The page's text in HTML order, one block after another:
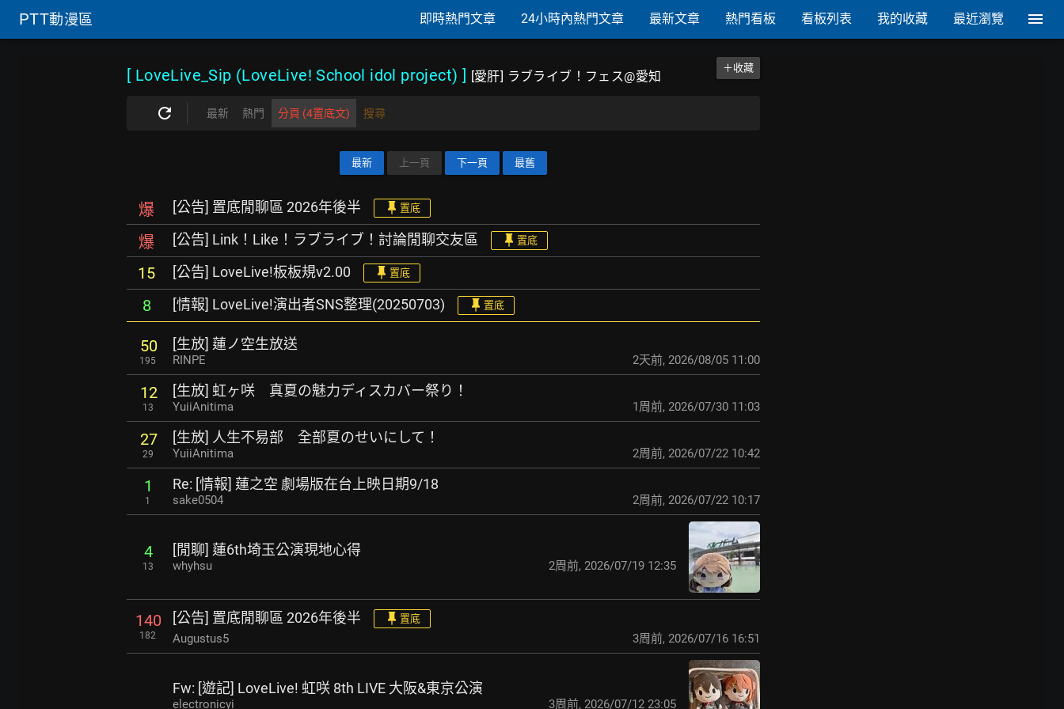
PTT動漫區 即時熱門文章 24小時內熱門文章 最新文章 熱門看板 看板列表 我的收藏 最近瀏覽
[ LoveLive_Sip (LoveLive! School idol project) ] [愛肝] ラブライブ！フェス@愛知
＋收藏
最新 熱門 分頁 (4置底文) 搜尋
最新 上一頁 下一頁 最舊
爆 [公告] 置底閒聊區 2026年後半 置底
爆 [公告] Link！Like！ラブライブ！討論閒聊交友區 置底
15 [公告] LoveLive!板板規v2.00 置底
8 [情報] LoveLive!演出者SNS整理(20250703) 置底
50
195
[生放] 蓮ノ空生放送
RINPE 2天前, 2026/08/05 11:00
12
13
[生放] 虹ヶ咲 真夏の魅力ディスカバー祭り！
YuiiAnitima 1周前, 2026/07/30 11:03
27
29
[生放] 人生不易部 全部夏のせいにして！
YuiiAnitima 2周前, 2026/07/22 10:42
1
1
Re: [情報] 蓮之空 劇場版在台上映日期9/18
sake0504 2周前, 2026/07/22 10:17
4
13
[閒聊] 蓮6th埼玉公演現地心得
whyhsu 2周前, 2026/07/19 12:35
140
182
[公告] 置底閒聊區 2026年後半 置底
Augustus5 3周前, 2026/07/16 16:51
Fw: [遊記] LoveLive! 虹咲 8th LIVE 大阪&東京公演
electronicyi 3周前, 2026/07/12 23:05